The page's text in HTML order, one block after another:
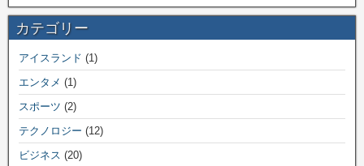
カテゴリー
アイスランド (1)
エンタメ (1)
スポーツ (2)
テクノロジー (12)
ビジネス (20)